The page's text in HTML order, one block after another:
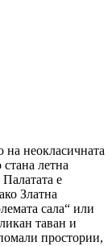
на неокласичната
летна
е
Златна
сала“ или
таван и
простории,